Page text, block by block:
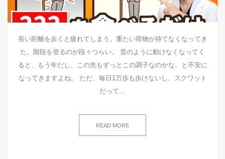
長い距離を歩くと疲れてしまう。重たい荷物が持てなくなってき
た。階段を登るのが段々つらい。 昔のように動けなくなってく
ると、もう年だし、この先もずっとこの調子なのかな、と不安に
なってきますよね。 ただ、毎日1万歩も歩けないし、スクワット
だって…
READ MORE